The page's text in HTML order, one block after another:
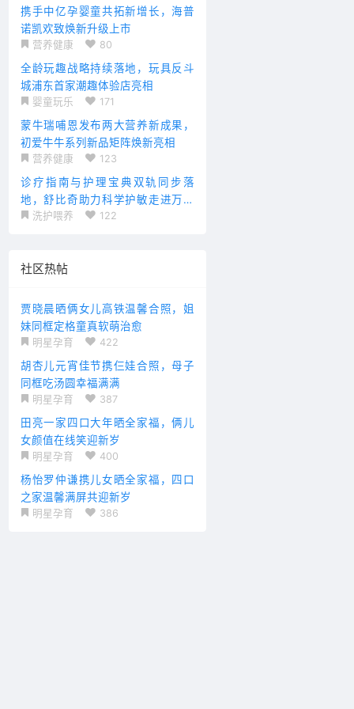
携手中亿孕婴童共拓新增长，海普
诺凯欢致焕新升级上市
营养健康 80
全龄玩趣战略持续落地，玩具反斗
城浦东首家潮趣体验店亮相
婴童玩乐 171
蒙牛瑞哺恩发布两大营养新成果，
初爱牛牛系列新品矩阵焕新亮相
营养健康 123
诊疗指南与护理宝典双轨同步落
地，舒比奇助力科学护敏走进万千
家庭洗护喂养 122
社区热帖
贾晓晨晒俩女儿高铁温馨合照，姐
妹同框定格童真软萌治愈
明星孕育 422
胡杏儿元宵佳节携仨娃合照，母子
同框吃汤圆幸福满满
明星孕育 387
田亮一家四口大年晒全家福，俩儿
女颜值在线笑迎新岁
明星孕育 400
杨怡罗仲谦携儿女晒全家福，四口
之家温馨满屏共迎新岁
明星孕育 386